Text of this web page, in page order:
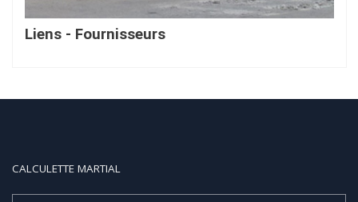
Liens - Fournisseurs
CALCULETTE MARTIAL